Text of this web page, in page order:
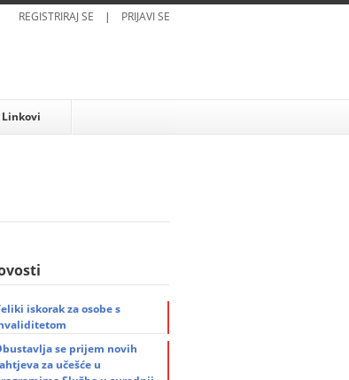
REGISTRIRAJ SE | PRIJAVI SE
Linkovi
iskorak za osobe s
se prijem novih
za učešće u